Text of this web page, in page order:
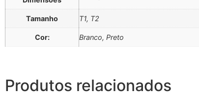
Tamanho T1, T2
Cor: Branco, Preto
Produtos relacionados